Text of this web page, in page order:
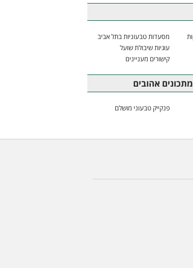
מסעדות טבעוניות בתל אביב
עוגיות שיבולת שועל
קישורים מעניינים
אהובים
פנקייק טבעוני מושלם